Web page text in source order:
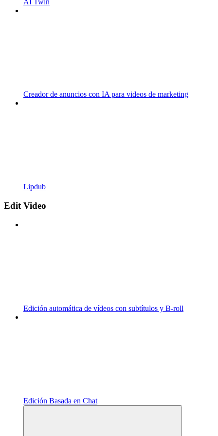
AI Twin
Creador de anuncios con IA para videos de marketing
Lipdub
Edit Video
Edición automática de vídeos con subtítulos y B-roll
Edición Basada en Chat